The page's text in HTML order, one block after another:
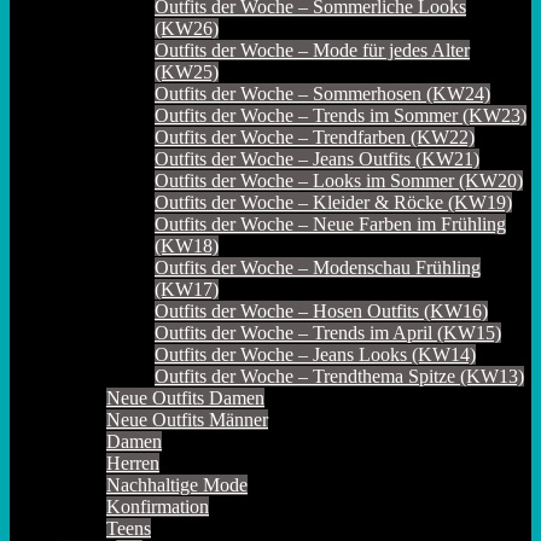
Outfits der Woche – Sommerliche Looks
(KW26)
Outfits der Woche – Mode für jedes Alter
(KW25)
Outfits der Woche – Sommerhosen (KW24)
Outfits der Woche – Trends im Sommer (KW23)
Outfits der Woche – Trendfarben (KW22)
Outfits der Woche – Jeans Outfits (KW21)
Outfits der Woche – Looks im Sommer (KW20)
Outfits der Woche – Kleider & Röcke (KW19)
Outfits der Woche – Neue Farben im Frühling
(KW18)
Outfits der Woche – Modenschau Frühling
(KW17)
Outfits der Woche – Hosen Outfits (KW16)
Outfits der Woche – Trends im April (KW15)
Outfits der Woche – Jeans Looks (KW14)
Outfits der Woche – Trendthema Spitze (KW13)
Neue Outfits Damen
Neue Outfits Männer
Damen
Herren
Nachhaltige Mode
Konfirmation
Teens